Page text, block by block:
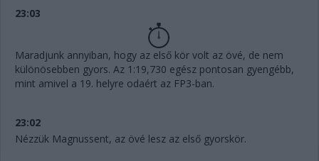
23:03
Maradjunk annyiban, hogy az első kör volt az övé, de nem
különösebben gyors. Az 1:19,730 egész pontosan gyengébb,
mint amivel a 19. helyre odaért az FP3-ban.
23:02
Nézzük Magnussent, az övé lesz az első gyorskör.